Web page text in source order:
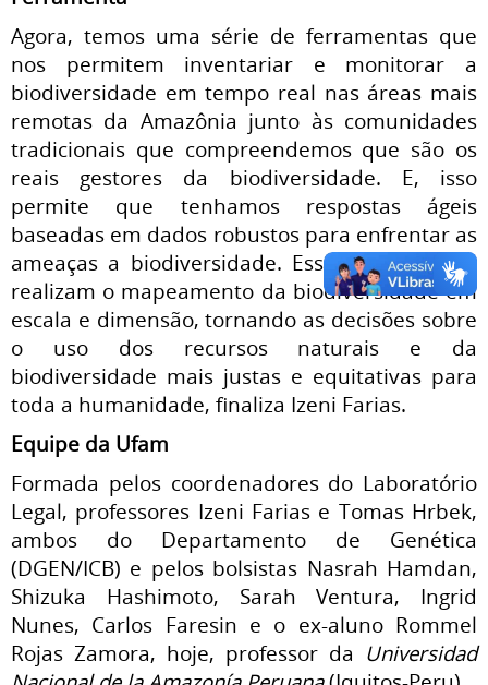
Agora, temos uma série de ferramentas que
nos permitem inventariar e monitorar a
biodiversidade em tempo real nas áreas mais
remotas da Amazônia junto às comunidades
tradicionais que compreendemos que são os
reais gestores da biodiversidade. E, isso
permite que tenhamos respostas ágeis
baseadas em dados robustos para enfrentar as
ameaças a biodiversidade. Essas ferramentas
realizam o mapeamento da biodiversidade em
escala e dimensão, tornando as decisões sobre
o uso dos recursos naturais e da
biodiversidade mais justas e equitativas para
toda a humanidade, finaliza Izeni Farias.
Equipe da Ufam
Formada pelos coordenadores do Laboratório
Legal, professores Izeni Farias e Tomas Hrbek,
ambos do Departamento de Genética
(DGEN/ICB) e pelos bolsistas Nasrah Hamdan,
Shizuka Hashimoto, Sarah Ventura, Ingrid
Nunes, Carlos Faresin e o ex-aluno Rommel
Rojas Zamora, hoje, professor da Universidad